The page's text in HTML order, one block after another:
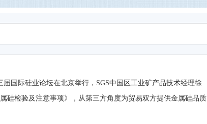
国际硅业论坛在北京举行，SGS中国区工业矿产品技术经理徐
硅检验及注意事项》，从第三方角度为贸易双方提供金属硅品质